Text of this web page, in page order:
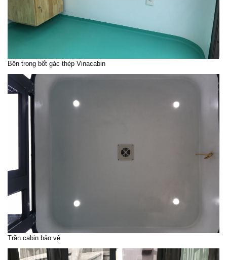
Bên trong bốt gác thép Vinacabin
Trần cabin bảo vệ